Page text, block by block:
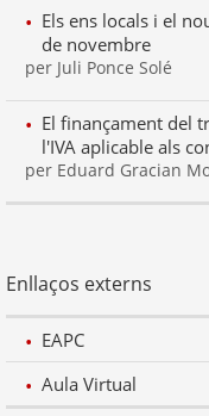
Els ens locals i el
de novembre
per Juli Ponce Solé
El finançament del
l'IVA aplicable als
per Eduard Gracian
Enllaços externs
EAPC
Aula Virtual